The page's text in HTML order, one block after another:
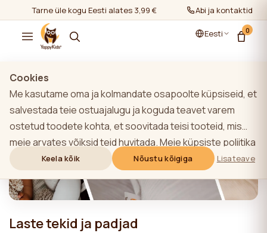
Tarne üle kogu Eesti alates 3,99 € Abi ja kontaktid
Eesti 0
Laste tekid ja padjad
Cookies
Me kasutame oma ja kolmandate osapoolte küpsiseid, et
salvestada teie ostuajalugu ja koguda teavet varem
ostetud toodete kohta, et soovitada teisi tooteid, mis
meie arvates võiksid teid huvitada. Meie küpsiste poliitika
kohta lisateabe saamiseks klõpsake nupule "Lisateave".
Võite nõustuda kõigi küpsiste kasutamisega, klõpsates
nupule "Nõustu kõigiga" või lükata need tagasi,
klõpsab nupule "Keela kõik", salvestatakse veebisaidil
Keela kõik Nõustu kõigiga Lisateave